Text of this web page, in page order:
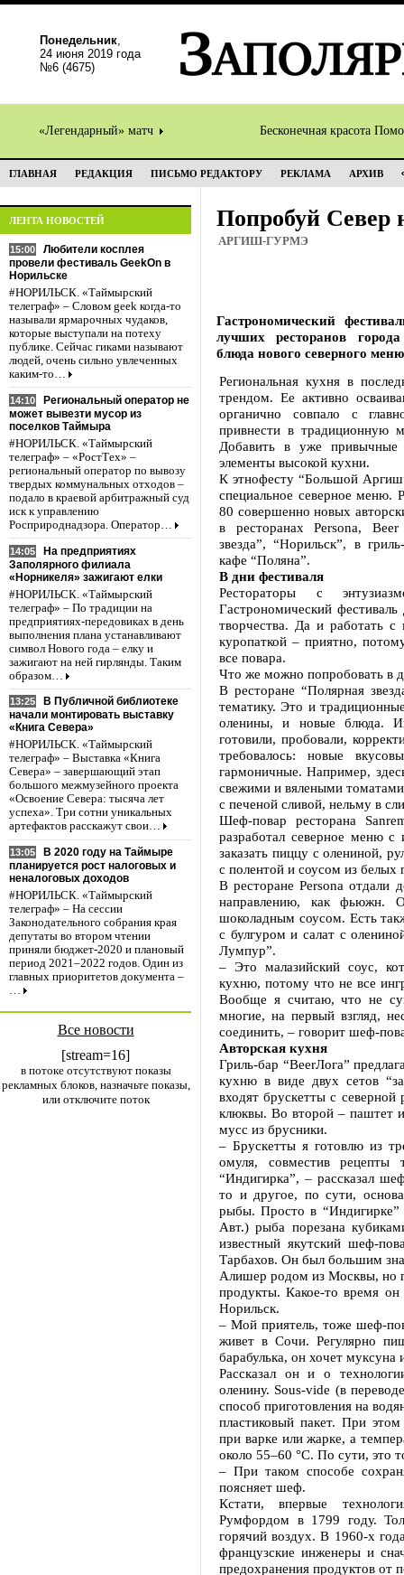
Понедельник,
24 июня 2019 года
№6 (4675)
«Легендарный» матч Бесконечная красота
ГЛАВНАЯ РЕДАКЦИЯ ПИСЬМО РЕДАКТОРУ РЕКЛАМА АРХИВ
ЛЕНТА НОВОСТЕЙ
15:00
Любители косплея
провели фестиваль GeekOn в
Норильске
#НОРИЛЬСК. «Таймырский
телеграф» – Словом geek когда-то
называли ярмарочных чудаков,
которые выступали на потеху
публике. Сейчас гиками называют
людей, очень сильно увлеченных
каким-то…
14:10
Региональный оператор не
может вывезти мусор из
поселков Таймыра
#НОРИЛЬСК. «Таймырский
телеграф» – «РостТех» –
региональный оператор по вывозу
твердых коммунальных отходов –
подало в краевой арбитражный суд
иск к управлению
Росприроднадзора. Оператор…
14:05
На предприятиях
Заполярного филиала
«Норникеля» зажигают елки
#НОРИЛЬСК. «Таймырский
телеграф» – По традиции на
предприятиях-передовиках в день
выполнения плана устанавливают
символ Нового года – елку и
зажигают на ней гирлянды. Таким
образом…
13:25
В Публичной библиотеке
начали монтировать выставку
«Книга Севера»
#НОРИЛЬСК. «Таймырский
телеграф» – Выставка «Книга
Севера» – завершающий этап
большого межмузейного проекта
«Освоение Севера: тысяча лет
успеха». Три сотни уникальных
артефактов расскажут свои…
13:05
В 2020 году на Таймыре
планируется рост налоговых и
неналоговых доходов
#НОРИЛЬСК. «Таймырский
телеграф» – На сессии
Законодательного собрания края
депутаты во втором чтении
приняли бюджет-2020 и плановый
период 2021–2022 годов. Один из
главных приоритетов документа –
…
Все новости
[stream=16]
в потоке отсутствуют показы
рекламных блоков, назначьте показы,
или отключите поток
Попробуй Север
АРГИШ-ГУРМЭ
Гастрономический
лучших ресторанов
блюда нового северного
Региональная кухня в
трендом. Ее активно
органично совпало с
привнести в традиционную
Добавить в уже
элементы высокой кухни.
К этнофесту “Большой
специальное северное меню.
80 совершенно новых
в ресторанах Persona,
звезда”, “Норильск”, в
кафе “Поляна”.
В дни фестиваля
Рестораторы с
Гастрономический
творчества. Да и работать
куропаткой – приятно,
все повара.
Что же можно попробовать в
В ресторане “Полярная
тематику. Это и
оленины, и новые блюда.
готовили, пробовали,
требовалось: новые
гармоничные. Например,
свежими и вялеными
с печеной сливой, нельму в
Шеф-повар ресторана
разработал северное меню
заказать пиццу с олениной,
с полентой и соусом из белых
В ресторане Persona отдали
направлению, как
шоколадным соусом. Есть
с булгуром и салат с
Лумпур”.
– Это малазийский соус,
кухню, потому что не все
Вообще я считаю, что не
многие, на первый взгляд,
соединить, – говорит шеф-
Авторская кухня
Гриль-бар “BeerЛога”
кухню в виде двух сетов
входят брускетты с
клюквы. Во второй – паштет
мусс из брусники.
– Брускетты я готовлю из
омуля, совместив рецепты
“Индигирка”, – рассказал
то и другое, по сути,
рыбы. Просто в “Индигирке”
Авт.) рыба порезана
известный якутский шеф-
Тарбахов. Он был большим
Алишер родом из Москвы, но
продукты. Какое-то время
Норильск.
– Мой приятель, тоже шеф-
живет в Сочи. Регулярно
барабулька, он хочет
Рассказал он и о
оленину. Sous-vide (в
способ приготовления на
пластиковый пакет. При
при варке или жарке, а
около 55–60 °C. По сути, это
– При таком способе
поясняет шеф.
Кстати, впервые
Румфордом в 1799 году.
горячий воздух. В 1960-х
французские инженеры и
предохранения продуктов от